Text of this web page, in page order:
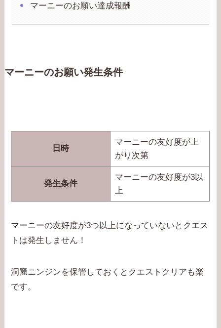
マーニーのお願い達成報酬
マーニーのお願い発生条件
日時
マーニーの友好度が上
がり次第
発生条件
マーニーの友好度が3以
上
マーニーの友好度が3つ以上になっていないとクエス
トは発生しません！
洞窟ニンジンを保管しておくとクエストクリアも楽
です。